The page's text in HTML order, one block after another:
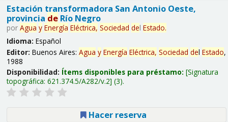
Estación transformadora San Antonio Oeste,
provincia deRío Negro
por Agua y Energía Eléctrica, Sociedad del Estado.
Idioma: Español
Editor: Buenos Aires: Agua y Energía Eléctrica, Sociedad del Estado,
1988
Disponibilidad: Ítems disponibles para préstamo: Signatura
topográfica: 621.374.5/A282/v.2 (3).
Hacer reserva